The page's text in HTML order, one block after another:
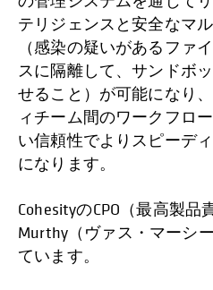
テリジェンスと安全なマ
（感染の疑いがあるファ
スに隔離して、サンドボ
せること）が可能になり
ィチーム間のワークフロ
い信頼性でよりスピーデ
になります。
CohesityのCPO（最高製品
Murthy（ヴァス・マーシ
ています。